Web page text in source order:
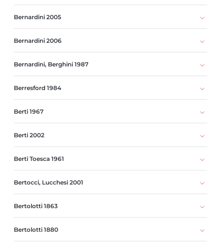
Bernardini 2005
Bernardini 2006
Bernardini, Berghini 1987
Berresford 1984
Berti 1967
Berti 2002
Berti Toesca 1961
Bertocci, Lucchesi 2001
Bertolotti 1863
Bertolotti 1880